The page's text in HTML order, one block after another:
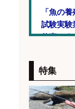
「魚の
試験実験
仕事です
和食, 日
特集